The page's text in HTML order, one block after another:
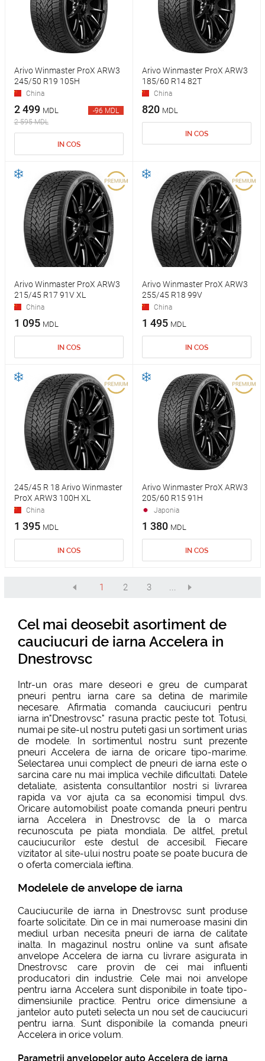
Arivo Winmaster ProX ARW3
245/50 R19 105H
China
2 499 MDL
2 595 MDL
-96 MDL
IN COS
Arivo Winmaster ProX ARW3
185/60 R14 82T
China
820 MDL
IN COS
Arivo Winmaster ProX ARW3
215/45 R17 91V XL
China
1 095 MDL
IN COS
Arivo Winmaster ProX ARW3
255/45 R18 99V
China
1 495 MDL
IN COS
245/45 R 18 Arivo Winmaster
ProX ARW3 100H XL
China
1 395 MDL
IN COS
Arivo Winmaster ProX ARW3
205/60 R15 91H
Japonia
1 380 MDL
IN COS
1 2 3 ...
Cel mai deosebit asortiment de
cauciucuri de iarna Accelera in
Dnestrovsc
Intr-un oras mare deseori e greu de cumparat
pneuri pentru iarna care sa detina de marimile
necesare. Afirmatia comanda cauciucuri pentru
iarna in"Dnestrovsc" rasuna practic peste tot. Totusi,
numai pe site-ul nostru puteti gasi un sortiment urias
de modele. In sortimentul nostru sunt prezente
pneuri Accelera de iarna de oricare tipo-marime.
Selectarea unui complect de pneuri de iarna este o
sarcina care nu mai implica vechile dificultati. Datele
detaliate, asistenta consultantilor nostri si livrarea
rapida va vor ajuta ca sa economisi timpul dvs.
Oricare automobilist poate comanda pneuri pentru
iarna Accelera in Dnestrovsc de la o marca
recunoscuta pe piata mondiala. De altfel, pretul
cauciucurilor este destul de accesibil. Fiecare
vizitator al site-ului nostru poate se poate bucura de
o oferta comerciala ieftina.
Modelele de anvelope de iarna
Cauciucurile de iarna in Dnestrovsc sunt produse
foarte solicitate. Din ce in mai numeroase masini din
mediul urban necesita pneuri de iarna de calitate
inalta. In magazinul nostru online va sunt afisate
anvelope Accelera de iarna cu livrare asigurata in
Dnestrovsc care provin de cei mai influenti
producatori din industrie. Cele mai noi anvelope
pentru iarna Accelera sunt disponibile in toate tipo-
dimensiunile practice. Pentru orice dimensiune a
jantelor auto puteti selecta un nou set de cauciucuri
pentru iarna. Sunt disponibile la comanda pneuri
Accelera in orice volum.
Parametrii anvelopelor auto Accelera de iarna